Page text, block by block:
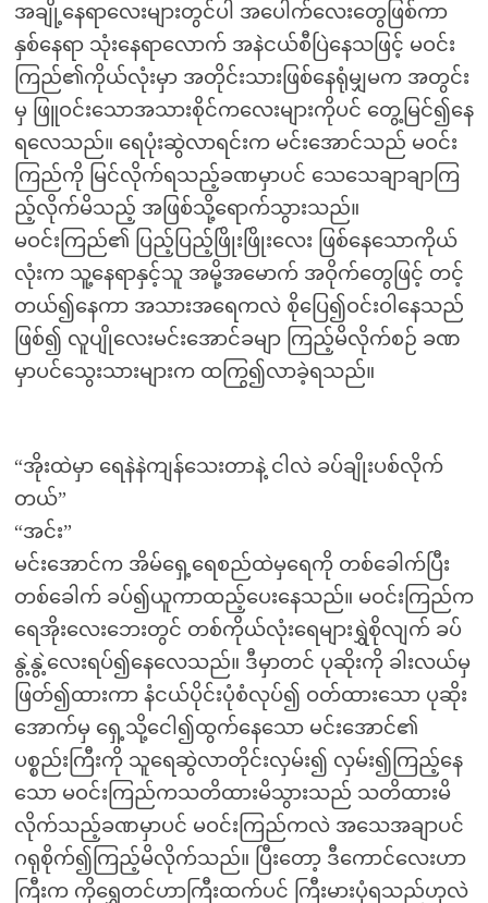
အချို့နေရာလေးများတွင်ပါ အပေါက်လေးတွေဖြစ်ကာ
နှစ်နေရာ သုံးနေရာလောက် အနဲငယ်စီပြဲနေသဖြင့် မဝင်း
ကြည်၏ကိုယ်လုံးမှာ အတိုင်းသားဖြစ်နေရုံမျှမက အတွင်း
မှ ဖြူဝင်းသောအသားစိုင်ကလေးများကိုပင် တွေ့မြင်၍နေ
ရလေသည်။ ရေပုံးဆွဲလာရင်းက မင်းအောင်သည် မဝင်း
ကြည်ကို မြင်လိုက်ရသည့်ခဏမှာပင် သေသေချာချာကြ
ည့်လိုက်မိသည့် အဖြစ်သို့ရောက်သွားသည်။
မဝင်းကြည်၏ ပြည့်ပြည့်ဖြိုးဖြိုးလေး ဖြစ်နေသောကိုယ်
လုံးက သူ့နေရာနှင့်သူ အမို့အမောက် အဝိုက်တွေဖြင့် တင့်
တယ်၍နေကာ အသားအရေကလဲ စိုပြေ၍ဝင်းဝါနေသည်
ဖြစ်၍ လူပျိုလေးမင်းအောင်ခမျာ ကြည့်မိလိုက်စဉ် ခဏ
မှာပင်သွေးသားများက ထကြွ၍လာခဲ့ရသည်။
“အိုးထဲမှာ ရေနဲနဲကျန်သေးတာနဲ့ ငါလဲ ခပ်ချိုးပစ်လိုက်
တယ်”
“အင်း”
မင်းအောင်က အိမ်ရှေ့ရေစည်ထဲမှရေကို တစ်ခေါက်ပြီး
တစ်ခေါက် ခပ်၍ယူကာထည့်ပေးနေသည်။ မဝင်းကြည်က
ရေအိုးလေးဘေးတွင် တစ်ကိုယ်လုံးရေများရွှဲစိုလျက် ခပ်
နွဲ့နွဲ့လေးရပ်၍နေလေသည်။ ဒီမှာတင် ပုဆိုးကို ခါးလယ်မှ
ဖြတ်၍ထားကာ နံငယ်ပိုင်းပုံစံလုပ်၍ ဝတ်ထားသော ပုဆိုး
အောက်မှ ရှေ့သို့ငေါ၍ထွက်နေသော မင်းအောင်၏
ပစ္စည်းကြီးကို သူရေဆွဲလာတိုင်းလှမ်း၍ လှမ်း၍ကြည့်နေ
သော မဝင်းကြည်ကသတိထားမိသွားသည် သတိထားမိ
လိုက်သည့်ခဏမှာပင် မဝင်းကြည်ကလဲ အသေအချာပင်
ဂရုစိုက်၍ကြည့်မိလိုက်သည်။ ပြီးတော့ ဒီကောင်လေးဟာ
ကြီးက ကိုရွှေတင်ဟာကြီးထက်ပင် ကြီးမားပုံရသည်ဟုလဲ